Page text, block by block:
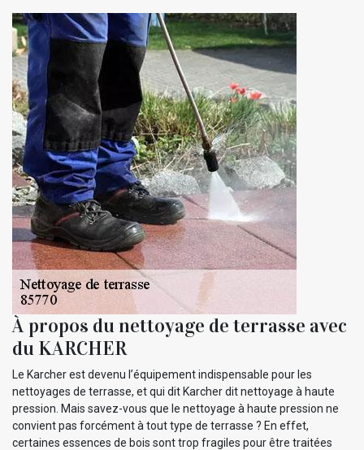
À propos du nettoyage de terrasse avec
du KARCHER
Le Karcher est devenu l’équipement indispensable pour les
nettoyages de terrasse, et qui dit Karcher dit nettoyage à haute
pression. Mais savez-vous que le nettoyage à haute pression ne
convient pas forcément à tout type de terrasse ? En effet,
certaines essences de bois sont trop fragiles pour être traitées